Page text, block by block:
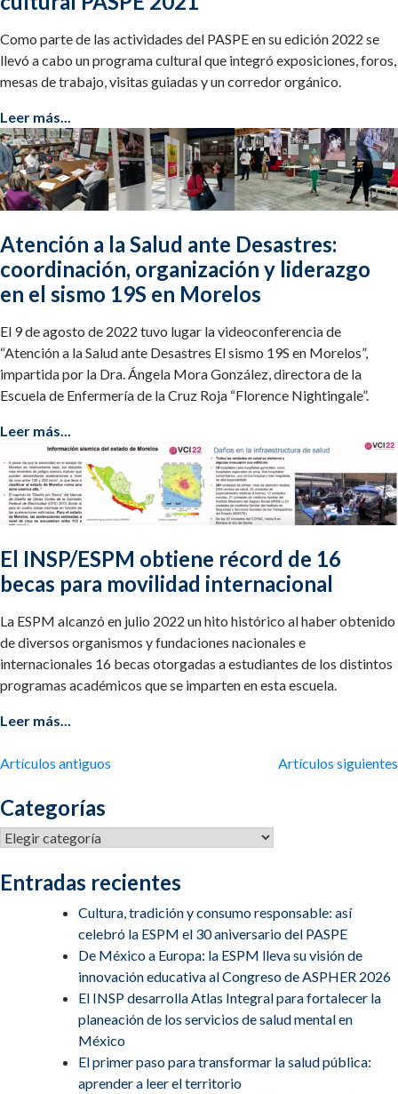
Como parte de las actividades del PASPE en su edición 2022 se
llevó a cabo un programa cultural que integró exposiciones, foros,
mesas de trabajo, visitas guiadas y un corredor orgánico.
Leer más...
Atención a la Salud ante Desastres:
coordinación, organización y liderazgo
en el sismo 19S en Morelos
El 9 de agosto de 2022 tuvo lugar la videoconferencia de
“Atención a la Salud ante Desastres El sismo 19S en Morelos”,
impartida por la Dra. Ángela Mora González, directora de la
Escuela de Enfermería de la Cruz Roja “Florence Nightingale”.
Leer más...
El INSP/ESPM obtiene récord de 16
becas para movilidad internacional
La ESPM alcanzó en julio 2022 un hito histórico al haber obtenido
de diversos organismos y fundaciones nacionales e
internacionales 16 becas otorgadas a estudiantes de los distintos
programas académicos que se imparten en esta escuela.
Leer más...
Navegación
entradas
Artículos antiguos Artículos siguientes
Categorías
Categorías
Entradas recientes
Cultura, tradición y consumo responsable: así
celebró la ESPM el 30 aniversario del PASPE
De México a Europa: la ESPM lleva su visión de
innovación educativa al Congreso de ASPHER 2026
El INSP desarrolla Atlas Integral para fortalecer la
planeación de los servicios de salud mental en
México
El primer paso para transformar la salud pública:
aprender a leer el territorio